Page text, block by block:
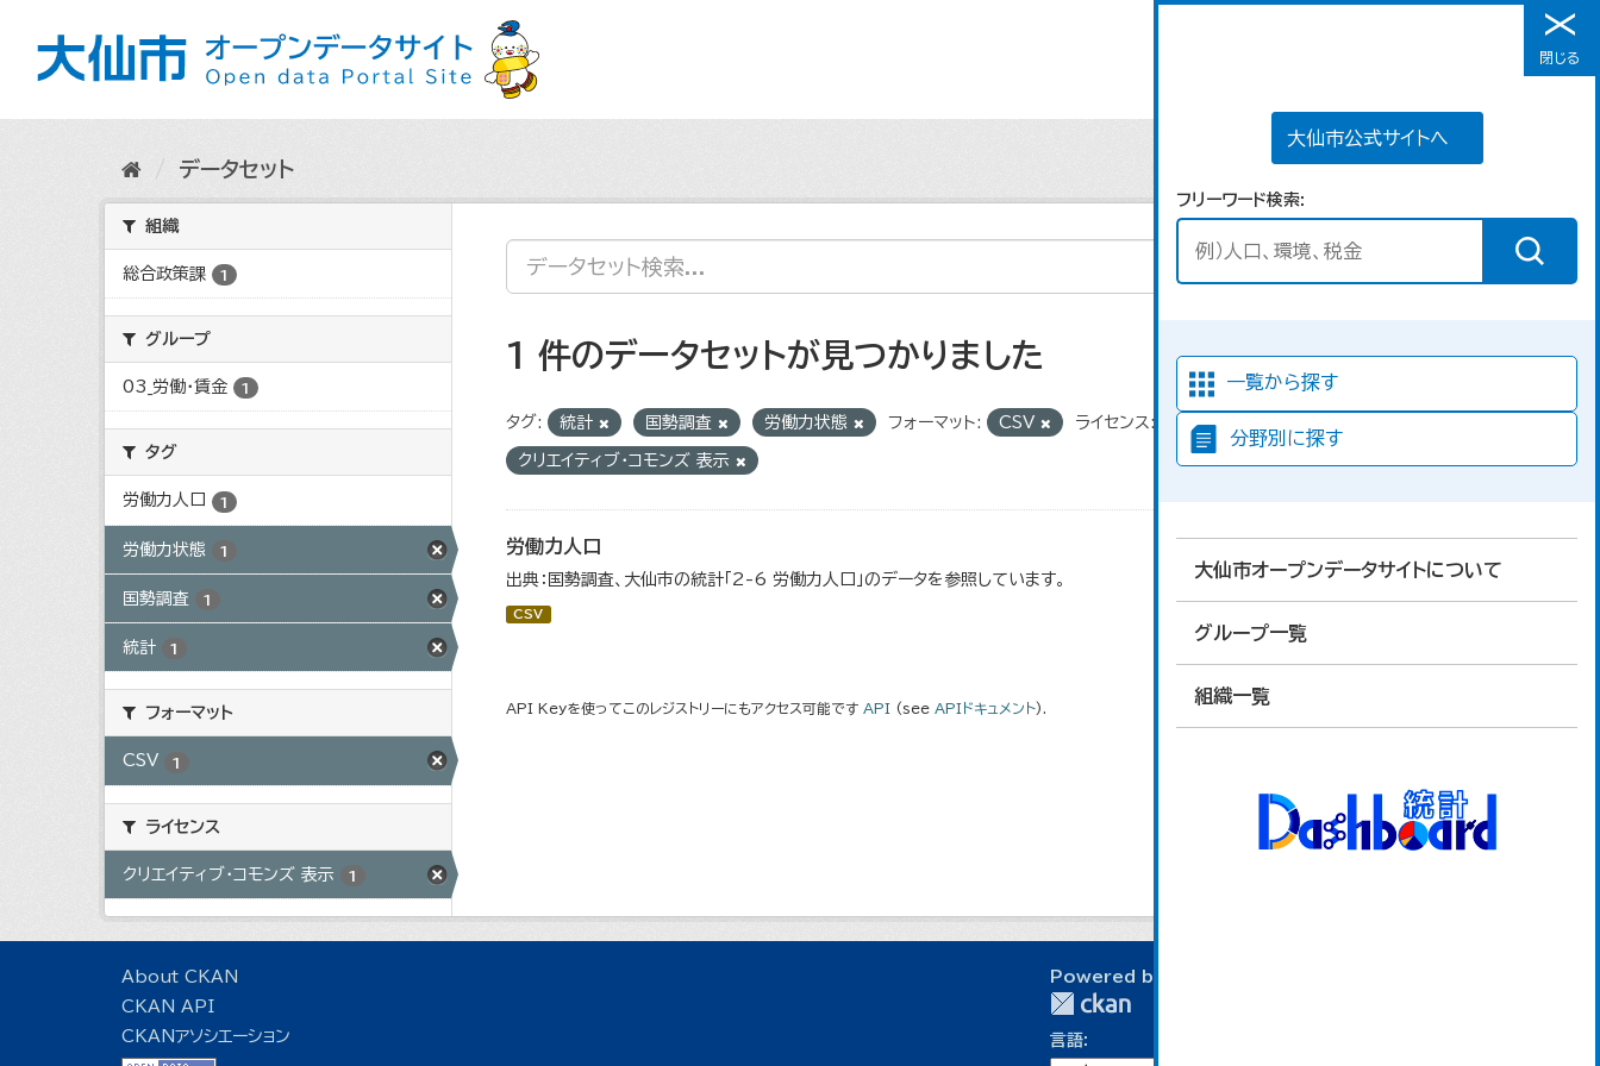
メニュー
大仙市公式サイトへ
フリーワード検索
一覧から探す
分野別に探す
大仙市オープンデータサイトについて
グループ一覧
組織一覧
閉じる
データセット
組織
総合政策課 1
グループ
03_労働・賃金 1
タグ
労働力人口 1
労働力状態 1
国勢調査 1
統計 1
フォーマット
CSV 1
ライセンス
クリエイティブ・コモンズ 表示 1
1 件のデータセットが見つかりました
タグ: 統計 国勢調査 労働力状態 フォーマット: CSV ライセンス:
クリエイティブ・コモンズ 表示
労働力人口
出典：国勢調査、大仙市の統計「2-6 労働力人口」のデータを参照しています。
CSV
API Keyを使ってこのレジストリーにもアクセス可能です API (see APIドキュメント).
About CKAN
CKAN API
CKANアソシエーション
Powered by
言語